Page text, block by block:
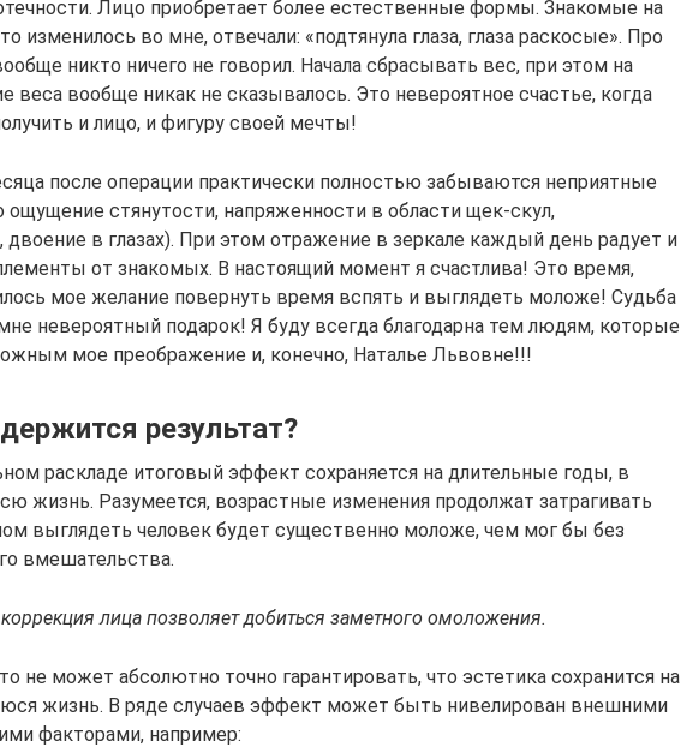
Лицо приобретает более естественные формы. Знакомые на
изменилось во мне, отвечали: «подтянула глаза, глаза раскосые». Про
никто ничего не говорил. Начала сбрасывать вес, при этом на
веса вообще никак не сказывалось. Это невероятное счастье, когда
и лицо, и фигуру своей мечты!
после операции практически полностью забываются неприятные
стянутости, напряженности в области щек-скул,
двоение в глазах). При этом отражение в зеркале каждый день радует и
от знакомых. В настоящий момент я счастлива! Это время,
мое желание повернуть время вспять и выглядеть моложе! Судьба
невероятный подарок! Я буду всегда благодарна тем людям, которые
мое преображение и, конечно, Наталье Львовне!!!
результат?
раскладе итоговый эффект сохраняется на длительные годы, в
жизнь. Разумеется, возрастные изменения продолжат затрагивать
выглядеть человек будет существенно моложе, чем мог бы без
вмешательства.
лица позволяет добиться заметного омоложения.
не может абсолютно точно гарантировать, что эстетика сохранится на
жизнь. В ряде случаев эффект может быть нивелирован внешними
факторами, например: